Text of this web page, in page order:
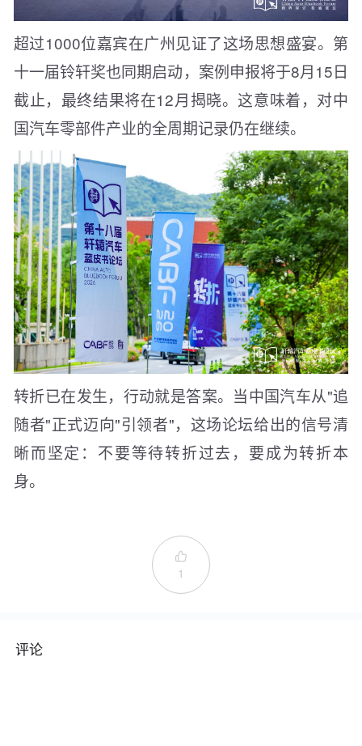
超过1000位嘉宾在广州见证了这场思想盛宴。第
十一届铃轩奖也同期启动，案例申报将于8月15日
截止，最终结果将在12月揭晓。这意味着，对中
国汽车零部件产业的全周期记录仍在继续。
转折已在发生，行动就是答案。当中国汽车从"追
随者"正式迈向"引领者"，这场论坛给出的信号清
晰而坚定：不要等待转折过去，要成为转折本
身。

1
评论